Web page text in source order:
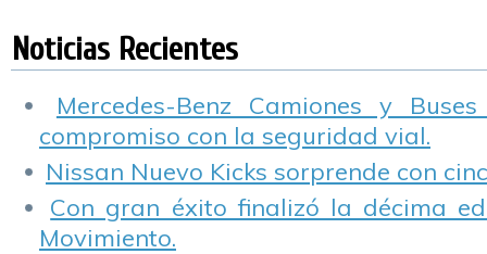
crear conciencia
Noticias Recientes
Mercedes-Benz Camiones y
compromiso con la seguridad vial.
Nissan Nuevo Kicks sorprende con
Con gran éxito finalizó la décima
Movimiento.